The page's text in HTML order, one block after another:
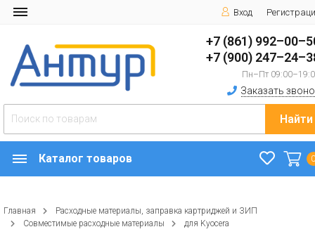
Вход
+7 (861)
+7 (900)
Пн–Пт
Заказать
Найти
Каталог товаров
Главная
Расходные материалы, заправка картриджей и ЗИП
Совместимые расходные материалы
для Kyocera